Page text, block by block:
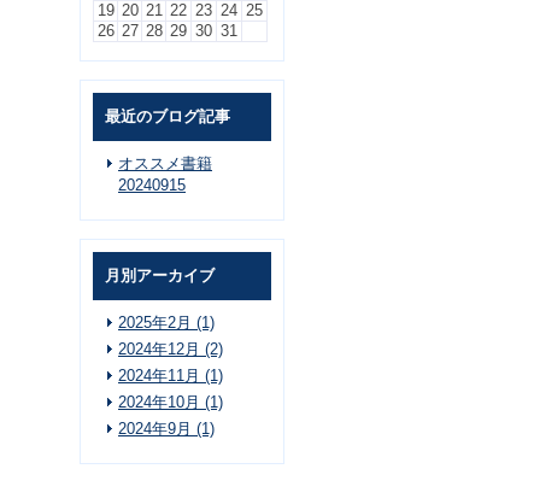
19 20 21 22 23 24 25
26 27 28 29 30 31
最近のブログ記事
オススメ書籍
20240915
月別アーカイブ
2025年2月 (1)
2024年12月 (2)
2024年11月 (1)
2024年10月 (1)
2024年9月 (1)